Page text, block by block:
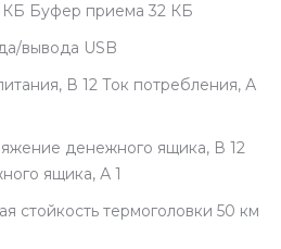
КБ Буфер приема 32 КБ
вывода USB
В 12 Ток потребления, А
денежного ящика, В 12
ящика, А 1
стойкость термоголовки 50 км